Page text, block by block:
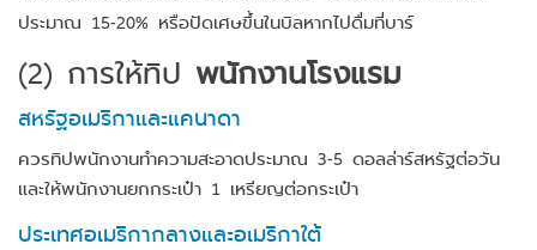
ประมาณ 15-20% หรือปัดเศษขึ้นในบิลหากไปดื่มที่บาร์
(2) การให้ทิป พนักงานโรงแรม
สหรัฐอเมริกาและแคนาดา
ควรทิปพนักงานทำความสะอาดประมาณ 3-5 ดอลล่าร์สหรัฐต่อวัน
และให้พนักงานยกกระเป๋า 1 เหรียญต่อกระเป๋า
ประเทศอเมริกากลางและอเมริกาใต้